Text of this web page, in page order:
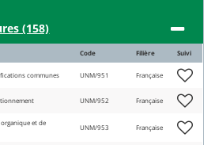
(158)
Code Filière Suivi
communes UNM/951 Française
UNM/952 Française
et de
UNM/953 Française